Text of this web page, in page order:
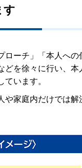
す
ーチ」「本人へ
を徐々に行い、
います。
家庭内だけでは